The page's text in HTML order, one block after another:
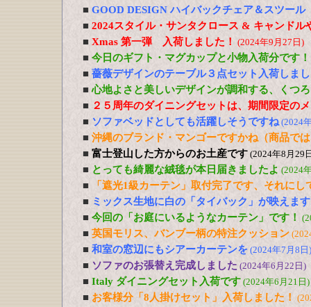
■ GOOD DESIGN ハイバックチェア＆スツー
■ 2024スタイル・サンタクロース & キャンドル
■ Xmas 第一弾 入荷しました！ (2024年9月27日)
■ 今日のギフト・マグカップと小物入荷分です！
■ 薔薇デザインのテーブル３点セット入荷しま
■ 心地よさと美しいデザインが調和する、くつ
■ ２５周年のダイニングセットは、期間限定の
■ ソファベッドとしても活躍しそうですね(2024
■ 沖縄のブランド・マンゴーですかね（商品で
■ 富士登山した方からのお土産です (2024年8月29
■ とっても綺麗な絨毯が本日届きましたよ (2024
■
「遮光1級カーテン」取付完了です、それに
■ ミックス生地に白の「タイバック」が映えま
■ 今回の「お庭にいるようなカーテン」です！
■ 英国モリス、バンブー柄の特注クッション
■ 和室の窓辺にもシアーカーテンを (2024年7月8日)
■ ソファのお張替え完成しました (2024年6月22日)
■ Italy ダイニングセット入荷です (2024年6月21日)
■ お客様分「8人掛けセット」入荷しました！